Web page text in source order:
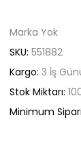
Marka Yok
SKU: 551882
Kargo: 3 İş
Stok Miktarı:
Minimum